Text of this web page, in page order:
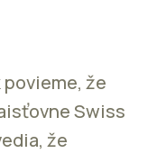
že
Swiss
že